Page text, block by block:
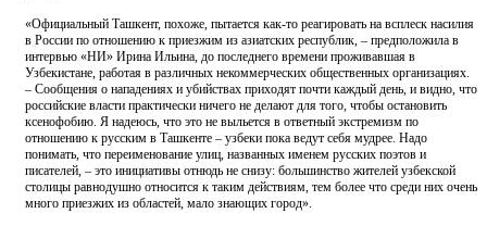
«Официальный Ташкент, похоже, пытается как-то реагировать на всплеск насилия
в России по отношению к приезжим из азиатских республик, – предположила в
интервью «НИ» Ирина Ильина, до последнего времени проживавшая в
Узбекистане, работая в различных некоммерческих общественных организациях.
– Сообщения о нападениях и убийствах приходят почти каждый день, и видно, что
российские власти практически ничего не делают для того, чтобы остановить
ксенофобию. Я надеюсь, что это не выльется в ответный экстремизм по
отношению к русским в Ташкенте – узбеки пока ведут себя мудрее. Надо
понимать, что переименование улиц, названных именем русских поэтов и
писателей, – это инициативы отнюдь не снизу: большинство жителей узбекской
столицы равнодушно относится к таким действиям, тем более что среди них очень
много приезжих из областей, мало знающих город».